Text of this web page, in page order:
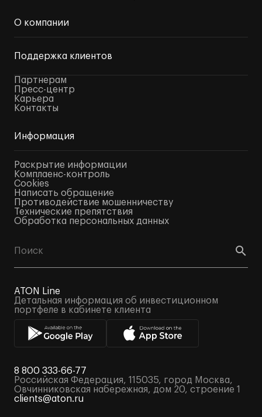
О компании
Поддержка клиентов
Партнерам
Пресс-центр
Карьера
Контакты
Информация
Раскрытие информации
Комплаенс-контроль
Cookies
Написать обращение
Противодействие мошенничеству
Технические препятствия
Обработка персональных данных
ATON Line
Детальная информация об инвестиционном
портфеле в кабинете клиента
8 800 333-66-77
Российская Федерация, 115035, город Москва,
Овчинниковская набережная, дом 20, строение 1
clients@aton.ru